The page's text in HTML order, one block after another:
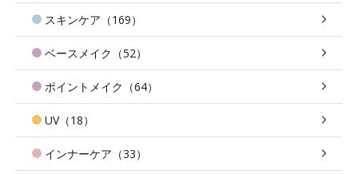
スキンケア（169）
ベースメイク（52）
ポイントメイク（64）
UV（18）
インナーケア（33）